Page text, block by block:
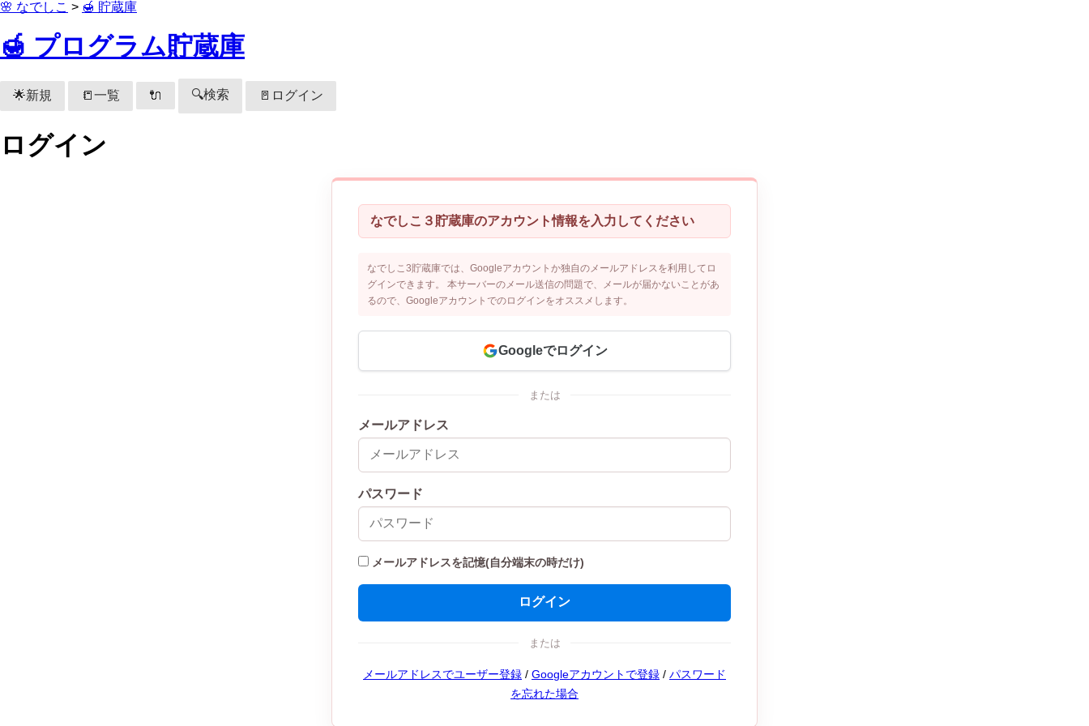
🌸 なでしこ > 🍯 貯蔵庫
🍯 プログラム貯蔵庫
🌟新規 📒一覧 🔌 🔍検索 🚪ログイン
ログイン
なでしこ３貯蔵庫のアカウント情報を入力してください
なでしこ3貯蔵庫では、Googleアカウントか独自のメールアドレスを利用してロ
グインできます。 本サーバーのメール送信の問題で、メールが届かないことがあ
るので、Googleアカウントでのログインをオススメします。
Googleでログイン
または
メールアドレス
パスワード
メールアドレスを記憶(自分端末の時だけ)
ログイン
または
メールアドレスでユーザー登録 / Googleアカウントで登録 / パスワード
を忘れた場合